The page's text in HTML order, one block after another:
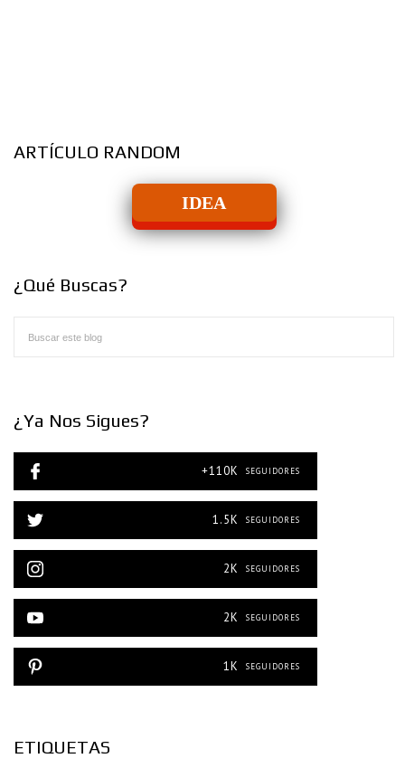
ARTÍCULO RANDOM
IDEA
¿Qué Buscas?
¿Ya Nos Sigues?
+110K SEGUIDORES
1.5K SEGUIDORES
2K SEGUIDORES
2K SEGUIDORES
1K SEGUIDORES
ETIQUETAS